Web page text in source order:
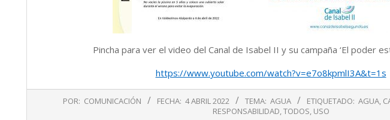
Pincha para ver el video del Canal de Isabel II y su campaña ‘El poder
https://www.youtube.com/watch?v=e7o8kpmlI3A&t=1s
POR: COMUNICACIÓN FECHA: 4 ABRIL 2022 TEMA: AGUA ETIQUETADO: AGUA,
RESPONSABILIDAD,TODOS, USO